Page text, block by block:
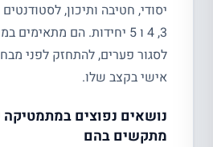
יסודי, חטיבה ותיכון,
3, 4 ו 5 יחידות. הם
לסגור פערים, להתחזק לפני
אישי בקצב שלו.
נושאים נפוצים
מתקשים בהם